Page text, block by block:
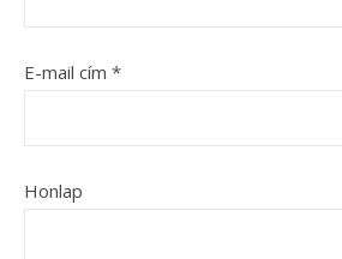
E-mail cím *
Honlap